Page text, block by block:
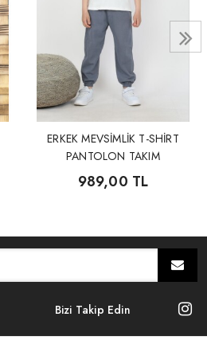
ERKEK MEVSİMLİK T-SHİRT
PANTOLON TAKIM
989,00 TL
Bizi Takip Edin